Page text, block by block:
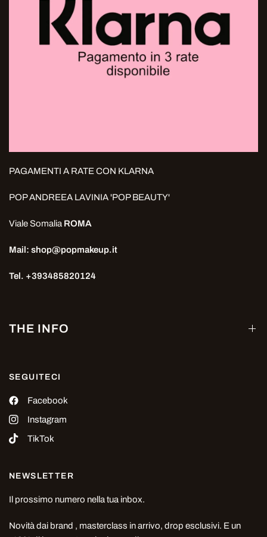
PAGAMENTI A RATE CON KLARNA
POP ANDREEA LAVINIA 'POP BEAUTY'
Viale Somalia ROMA
Mail: shop@popmakeup.it
Tel. +393485820124
THE INFO
SEGUITECI
Facebook
Instagram
TikTok
NEWSLETTER
Il prossimo numero nella tua inbox.
Novità dai brand , masterclass in arrivo, drop esclusivi. E un